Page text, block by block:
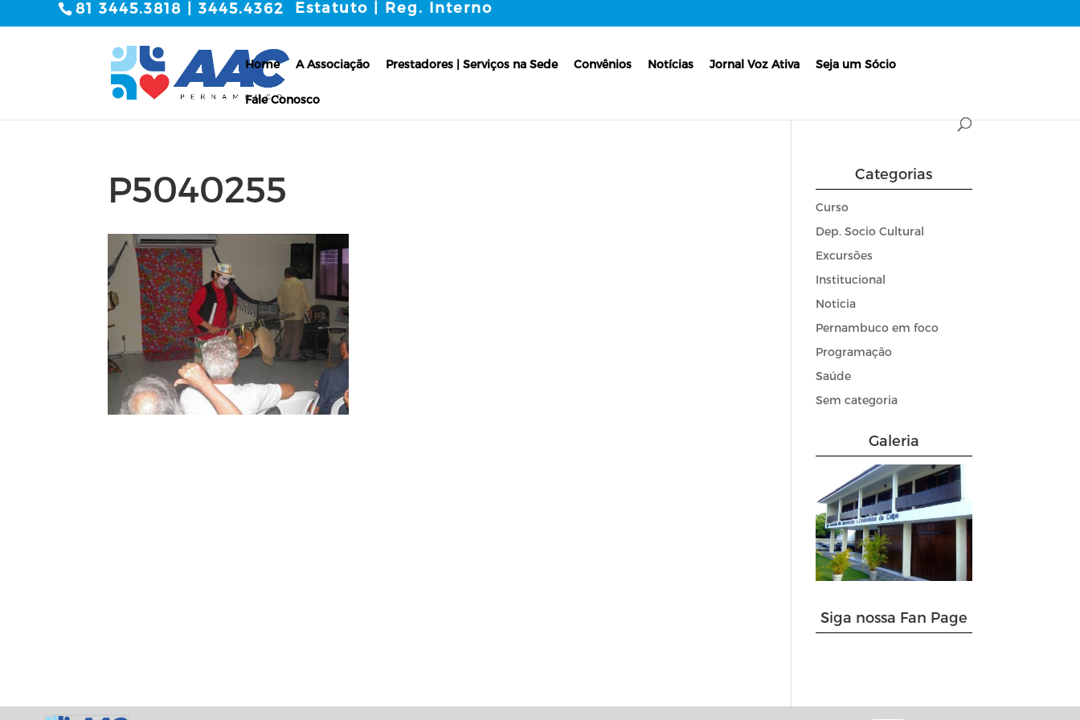
81 3445.3818 | 3445.4362 Estatuto | Reg. Interno
Home A Associação Prestadores | Serviços na Sede Convênios Notícias Jornal Voz Ativa Seja um Sócio
Fale Conosco
P5040255 Categorias
Curso
Dep. Socio Cultural
Excursões
Institucional
Noticia
Pernambuco em foco
Programação
Saúde
Sem categoria
Galeria
Siga nossa Fan Page